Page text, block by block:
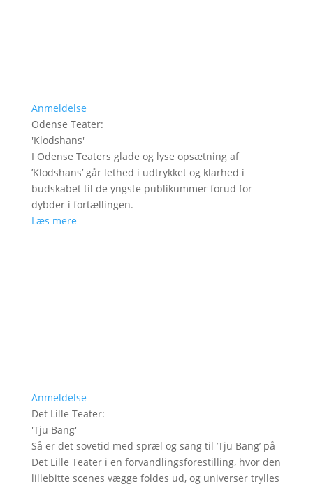
Anmeldelse
Odense Teater:
'Klodshans'
I Odense Teaters glade og lyse opsætning af
’Klodshans’ går lethed i udtrykket og klarhed i
budskabet til de yngste publikummer forud for
dybder i fortællingen.
Læs mere
Anmeldelse
Det Lille Teater:
'Tju Bang'
Så er det sovetid med spræl og sang til ’Tju Bang’ på
Det Lille Teater i en forvandlingsforestilling, hvor den
lillebitte scenes vægge foldes ud, og universer trylles